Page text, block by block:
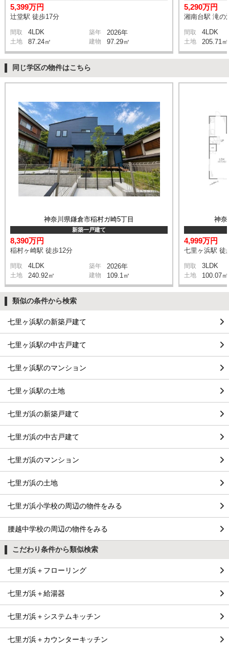
5,399万円
辻堂駅 徒歩17分
間取 4LDK 築年 2026年
土地 87.24㎡ 建物 97.29㎡
5,290万円
湘南台駅 滝の
間取 4LDK
土地 205.71㎡
同じ学区の物件はこちら
神奈川県鎌倉市稲村ガ崎5丁目
新築一戸建て
8,390万円
稲村ヶ崎駅 徒歩12分
間取 4LDK 築年 2026年
土地 240.92㎡ 建物 109.1㎡
神奈
4,999万円
七里ヶ浜駅 徒
間取 3LDK
土地 100.07㎡
類似の条件から検索
七里ヶ浜駅の新築戸建て
七里ヶ浜駅の中古戸建て
七里ヶ浜駅のマンション
七里ヶ浜駅の土地
七里ガ浜の新築戸建て
七里ガ浜の中古戸建て
七里ガ浜のマンション
七里ガ浜の土地
七里ガ浜小学校の周辺の物件をみる
腰越中学校の周辺の物件をみる
こだわり条件から類似検索
七里ガ浜＋フローリング
七里ガ浜＋給湯器
七里ガ浜＋システムキッチン
七里ガ浜＋カウンターキッチン